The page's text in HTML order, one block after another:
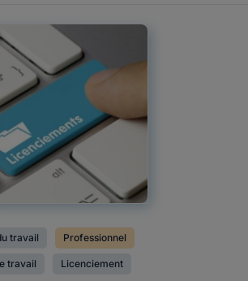
travail Professionnel
travail Licenciement